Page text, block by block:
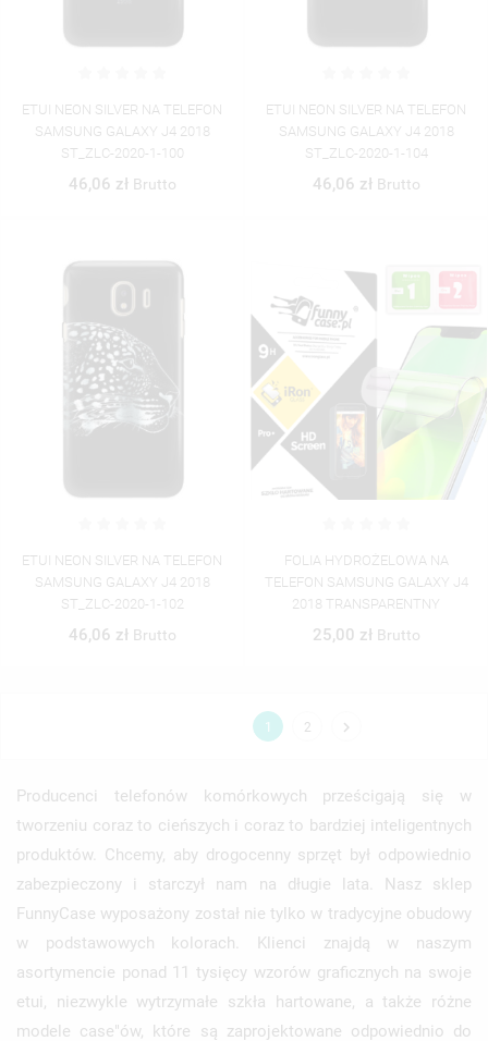
ETUI NEON SILVER NA TELEFON
SAMSUNG GALAXY J4 2018
ST_ZLC-2020-1-100
46,06 zł Brutto
ETUI NEON SILVER NA TELEFON
SAMSUNG GALAXY J4 2018
ST_ZLC-2020-1-104
46,06 zł Brutto
ETUI NEON SILVER NA TELEFON
SAMSUNG GALAXY J4 2018
ST_ZLC-2020-1-102
46,06 zł Brutto
FOLIA HYDROŻELOWA NA
TELEFON SAMSUNG GALAXY J4
2018 TRANSPARENTNY
25,00 zł Brutto
1 2 
Producenci telefonów komórkowych prześcigają się w
tworzeniu coraz to cieńszych i coraz to bardziej inteligentnych
produktów. Chcemy, aby drogocenny sprzęt był odpowiednio
zabezpieczony i starczył nam na długie lata. Nasz sklep
FunnyCase wyposażony został nie tylko w tradycyjne obudowy
w podstawowych kolorach. Klienci znajdą w naszym
asortymencie ponad 11 tysięcy wzorów graficznych na swoje
etui, niezwykle wytrzymałe szkła hartowane, a także różne
modele case"ów, które są zaprojektowane odpowiednio do
MOJE LISTY ŻYCZEŃ
add_circle_outline UTWÓRZ NOWĄ LISTĘ
((MODALTITLE))
((CONFIRMMESSAGE))
((CANCELTEXT)) ((MODALDELETETEXT))
((CANCELTEXT)) ((CREATETEXT))
ZALOGUJ SIĘ
MUSISZ BYĆ ZALOGOWANY BY ZAPISAĆ PRODUKTY NA
SWOJEJ LIŚCIE ŻYCZEŃ.
((CANCELTEXT)) ((LOGINTEXT))